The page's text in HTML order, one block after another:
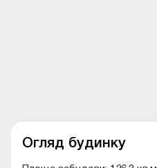
Огляд будинку